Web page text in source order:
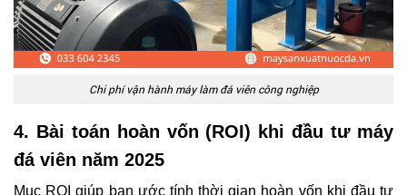
Chi phí vận hành máy làm đá viên công nghiệp
4. Bài toán hoàn vốn (ROI) khi đầu tư máy
đá viên năm 2025
Mục ROI giúp bạn ước tính thời gian hoàn vốn khi đầu tư